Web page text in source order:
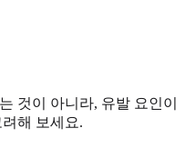
것이 아니라, 유발 요인이
해 보세요.